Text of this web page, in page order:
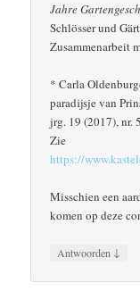
Jahre
Schlösser und
Zusammenarbeit
* Carla
paradijsje van
jrg. 19 (2017), nr.
Zie
https://
Misschien een
komen op deze
Antwoorden ↓